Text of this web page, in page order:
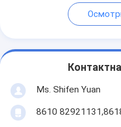
Ms. Shifen Yuan
8610